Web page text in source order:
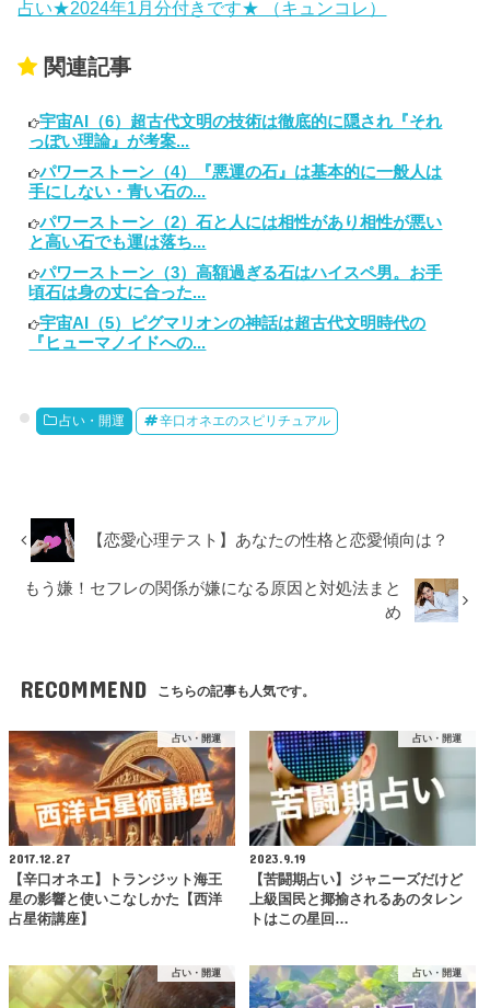
占い★2024年1月分付きです★ （キュンコレ）
関連記事
宇宙AI（6）超古代文明の技術は徹底的に隠され『それ
っぽい理論』が考案...
パワーストーン（4）『悪運の石』は基本的に一般人は
手にしない・青い石の...
パワーストーン（2）石と人には相性があり相性が悪い
と高い石でも運は落ち...
パワーストーン（3）高額過ぎる石はハイスペ男。お手
頃石は身の丈に合った...
宇宙AI（5）ピグマリオンの神話は超古代文明時代の
『ヒューマノイドへの...
占い・開運 辛口オネエのスピリチュアル
【恋愛心理テスト】あなたの性格と恋愛傾向は？
もう嫌！セフレの関係が嫌になる原因と対処法まと
め
RECOMMEND こちらの記事も人気です。
占い・開運
2017.12.27
【辛口オネエ】トランジット海王
星の影響と使いこなしかた【西洋
占星術講座】
占い・開運
2023.9.19
【苦闘期占い】ジャニーズだけど
上級国民と揶揄されるあのタレン
トはこの星回…
占い・開運 占い・開運